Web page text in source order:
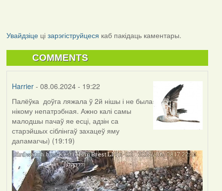
Увайдзіцеці зарэгіструйцеся каб пакідаць каментары.
COMMENTS
Harrier- 08.06.2024 - 19:22
Палёўка доўга ляжала ў 2й нішы і не была
нікому непатрэбная. Ажно калі самы
малодшы пачаў яе есці, адзін са
старэйшых сіблінгаў захацеў яму
дапамагчы) (19:19)